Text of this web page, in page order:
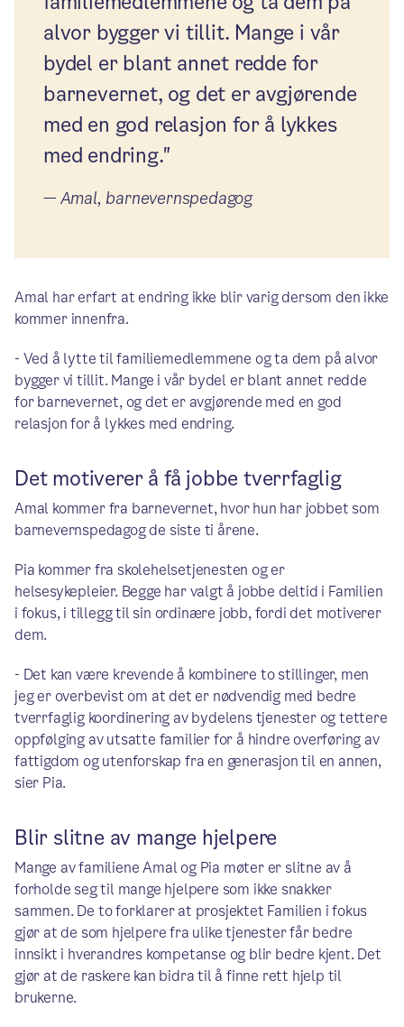
alvor bygger vi tillit. Mange i vår
bydel er blant annet redde for
barnevernet, og det er avgjørende
med en god relasjon for å lykkes
med endring."
— Amal, barnevernspedagog
Amal har erfart at endring ikke blir varig dersom den ikke
kommer innenfra.
- Ved å lytte til familiemedlemmene og ta dem på alvor
bygger vi tillit. Mange i vår bydel er blant annet redde
for barnevernet, og det er avgjørende med en god
relasjon for å lykkes med endring.
Det motiverer å få jobbe tverrfaglig
Amal kommer fra barnevernet, hvor hun har jobbet som
barnevernspedagog de siste ti årene.
Pia kommer fra skolehelsetjenesten og er
helsesykepleier. Begge har valgt å jobbe deltid i Familien
i fokus, i tillegg til sin ordinære jobb, fordi det motiverer
dem.
- Det kan være krevende å kombinere to stillinger, men
jeg er overbevist om at det er nødvendig med bedre
tverrfaglig koordinering av bydelens tjenester og tettere
oppfølging av utsatte familier for å hindre overføring av
fattigdom og utenforskap fra en generasjon til en annen,
sier Pia.
Blir slitne av mange hjelpere
Mange av familiene Amal og Pia møter er slitne av å
forholde seg til mange hjelpere som ikke snakker
sammen. De to forklarer at prosjektet Familien i fokus
gjør at de som hjelpere fra ulike tjenester får bedre
innsikt i hverandres kompetanse og blir bedre kjent. Det
gjør at de raskere kan bidra til å finne rett hjelp til
brukerne.